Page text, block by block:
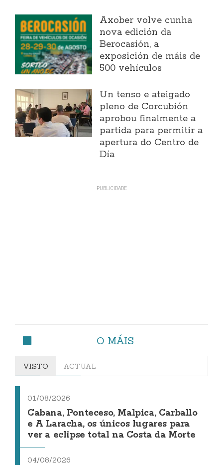
Axober volve cunha
nova edición da
Berocasión, a
exposición de máis de
500 vehículos
Un tenso e ateigado
pleno de Corcubión
aprobou finalmente a
partida para permitir a
apertura do Centro de
Día
O MÁIS
VISTO ACTUAL
01/08/2026
Cabana, Ponteceso, Malpica, Carballo
e A Laracha, os únicos lugares para
ver a eclipse total na Costa da Morte
04/08/2026